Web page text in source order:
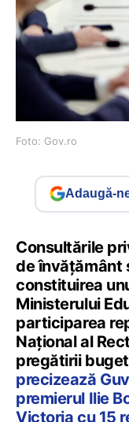
Foto: Gov.ro
Adaugă-
Consultările
de învățământ
constituirea
Ministerului
participarea
Național al
pregătirii
precizează
premierul Ilie
Victoria cu 15